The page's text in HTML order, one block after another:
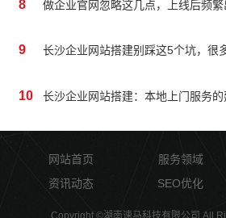
8 做企业官网忽略这几点，上线后频
9 长沙企业网站搭建别踩这5个坑，很
10 长沙企业网站搭建：本地上门服务
网站首页 服务领域
资讯动态
SEO优化